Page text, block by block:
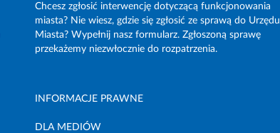
Chcesz zgłosić interwencję dotyczącą funkcjonowania
miasta? Nie wiesz, gdzie się zgłosić ze sprawą do Urzędu
Miasta? Wypełnij nasz formularz. Zgłoszoną sprawę
przekażemy niezwłocznie do rozpatrzenia.
INFORMACJE PRAWNE
DLA MEDIÓW